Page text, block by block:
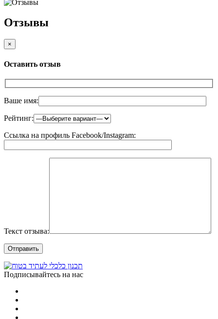
Отзывы
×
Оставить отзыв
Ваше имя:
Рейтинг:
Ссылка на профиль Facebook/Instagram:
Текст отзыва:
Подписывайтесь на нас